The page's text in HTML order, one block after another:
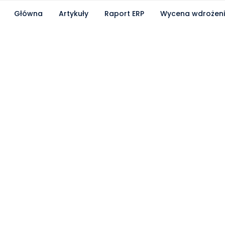
Główna Artykuły Raport ERP Wycena